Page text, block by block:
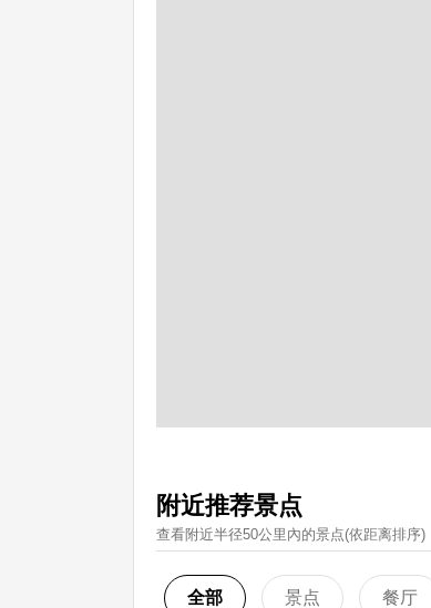
附近推荐景点
查看附近半径50公里內的景点(依距离排序)
全部 景点 餐厅